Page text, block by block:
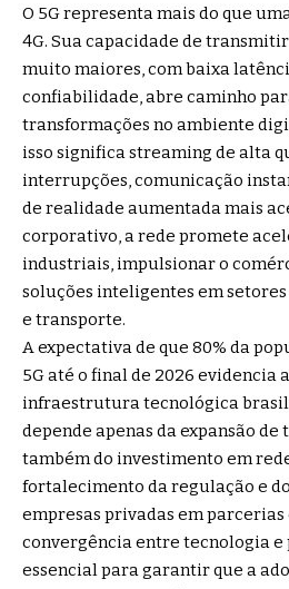
O 5G representa mais do que
4G. Sua capacidade de
muito maiores, com baixa
confiabilidade, abre caminho
transformações no ambiente
isso significa streaming de alta
interrupções, comunicação
de realidade aumentada mais
corporativo, a rede promete
industriais, impulsionar o
soluções inteligentes em
e transporte.
A expectativa de que 80% da
5G até o final de 2026 evidencia
infraestrutura tecnológica
depende apenas da expansão de
também do investimento em
fortalecimento da regulação e
empresas privadas em parcerias
convergência entre tecnologia
essencial para garantir que a